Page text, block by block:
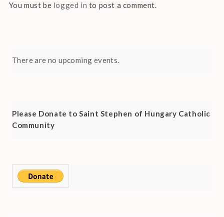
You must be logged in to post a comment.
There are no upcoming events.
Please Donate to Saint Stephen of Hungary Catholic
Community